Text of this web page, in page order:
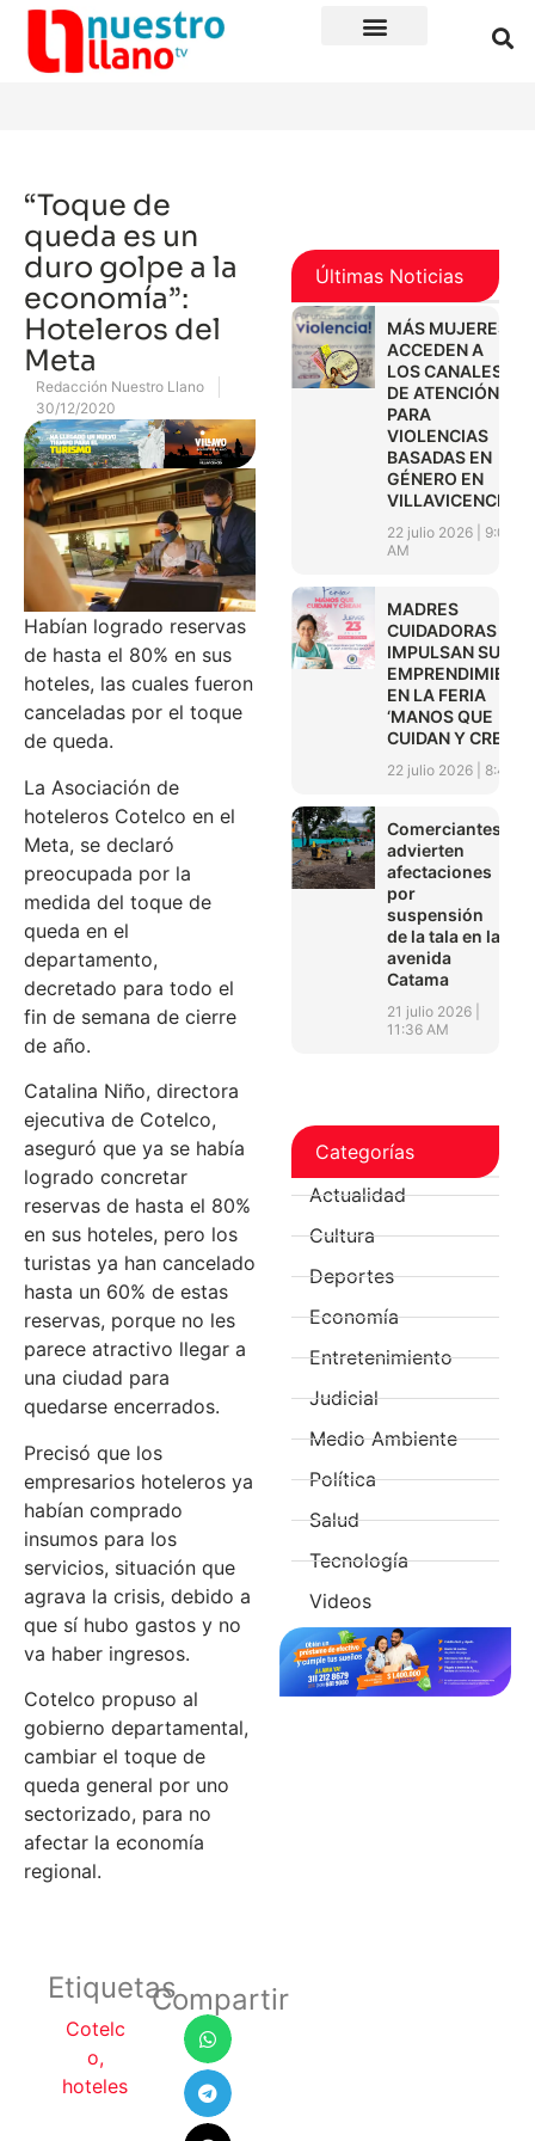
“Toque de
queda es un
duro golpe a la
economía”:
Hoteleros del
Meta
Redacción Nuestro Llano
30/12/2020
Habían logrado reservas
de hasta el 80% en sus
hoteles, las cuales fueron
canceladas por el toque
de queda.
La Asociación de
hoteleros Cotelco en el
Meta, se declaró
preocupada por la
medida del toque de
queda en el
departamento,
decretado para todo el
fin de semana de cierre
de año.
Catalina Niño, directora
ejecutiva de Cotelco,
aseguró que ya se había
logrado concretar
reservas de hasta el 80%
en sus hoteles, pero los
turistas ya han cancelado
hasta un 60% de estas
reservas, porque no les
parece atractivo llegar a
una ciudad para
quedarse encerrados.
Precisó que los
empresarios hoteleros ya
habían comprado
insumos para los
servicios, situación que
agrava la crisis, debido a
que sí hubo gastos y no
va haber ingresos.
Cotelco propuso al
gobierno departamental,
cambiar el toque de
queda general por uno
sectorizado, para no
afectar la economía
regional.
Etiquetas
Cotelc
o,
hoteles
Compartir
Últimas Noticias
MÁS MUJERES
ACCEDEN A
LOS CANALES
DE ATENCIÓN
PARA
VIOLENCIAS
BASADAS EN
GÉNERO EN
VILLAVICENCIO
22 julio 2026
9:01
AM
MADRES
CUIDADORAS
IMPULSAN SUS
EN LA FERIA
‘MANOS QUE
CUIDAN Y CREAN’
22 julio 2026 8:45
Comerciantes
advierten
afectaciones
por
suspensión
de la tala en la
avenida
Catama
21 julio 2026
11:36 AM
Categorías
Actualidad
Cultura
Deportes
Economía
Entretenimiento
Judicial
Medio Ambiente
Política
Salud
Tecnología
Videos